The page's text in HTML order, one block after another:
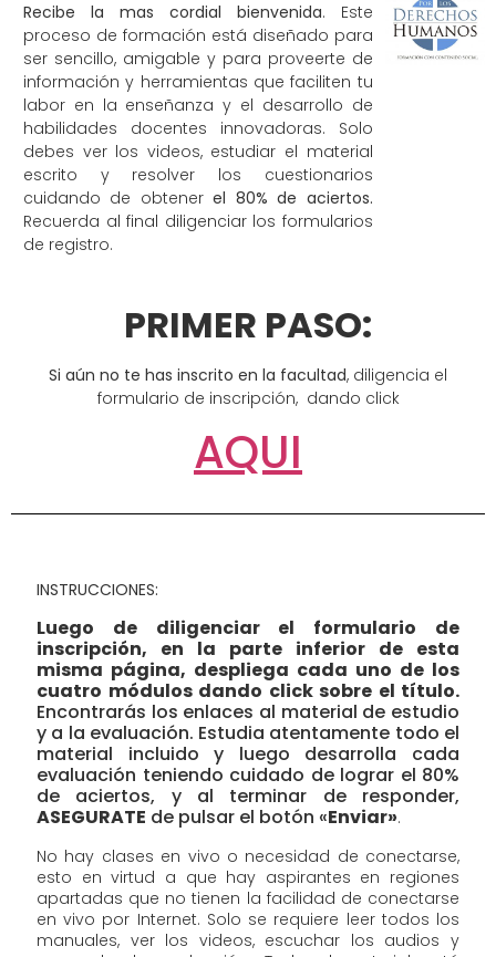
Recibe la mas cordial bienvenida. Este
proceso de formación está diseñado para
ser sencillo, amigable y para proveerte de
información y herramientas que faciliten tu
labor en la enseñanza y el desarrollo de
habilidades docentes innovadoras. Solo
debes ver los videos, estudiar el material
escrito y resolver los cuestionarios
cuidando de obtenerel 80% de aciertos.
Recuerda al final diligenciar los formularios
de registro.
PRIMER PASO:
Si aún no te has inscrito en la facultad, diligencia el
formulario de inscripción, dando click
AQUI
INSTRUCCIONES:
Luego de diligenciar el formulario de
inscripción, en la parte inferior de esta
misma página, despliega cada uno de los
cuatro módulos dando click sobre el título.
Encontrarás los enlaces al material de estudio
y a la evaluación. Estudia atentamente todo el
material incluido y luego desarrolla cada
evaluación teniendo cuidado de lograr el 80%
de aciertos, y al terminar de responder,
ASEGURATE de pulsar el botón «Enviar».
No hay clases en vivo o necesidad de conectarse,
esto en virtud a que hay aspirantes en regiones
apartadas que no tienen la facilidad de conectarse
en vivo por Internet. Solo se requiere leer todos los
manuales, ver los videos, escuchar los audios y